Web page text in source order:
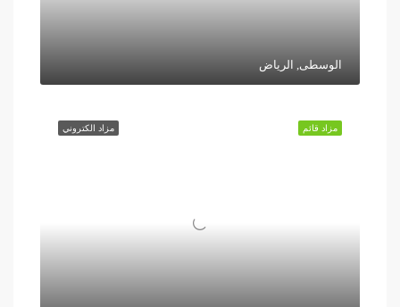
الوسطى, الرياض
مزاد الكتروني مزاد قائم